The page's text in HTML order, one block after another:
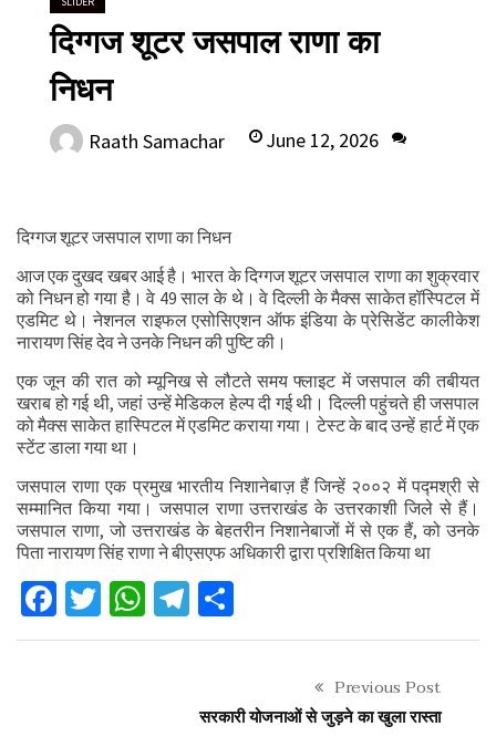
दिग्गज शूटर जसपाल राणा का
निधन
Raath Samachar June 12, 2026
दिग्गज शूटर जसपाल राणा का निधन
आज एक दुखद खबर आई है। भारत के दिग्गज शूटर जसपाल राणा का शुक्रवार
को निधन हो गया है। वे 49 साल के थे। वे दिल्ली के मैक्स साकेत हॉस्पिटल में
एडमिट थे। नेशनल राइफल एसोसिएशन ऑफ इंडिया के प्रेसिडेंट कालीकेश
नारायण सिंह देव ने उनके निधन की पुष्टि की।
एक जून की रात को म्यूनिख से लौटते समय फ्लाइट में जसपाल की तबीयत
खराब हो गई थी, जहां उन्हें मेडिकल हेल्प दी गई थी। दिल्ली पहुंचते ही जसपाल
को मैक्स साकेत हास्पिटल में एडमिट कराया गया। टेस्ट के बाद उन्हें हार्ट में एक
स्टेंट डाला गया था।
जसपाल राणा एक प्रमुख भारतीय निशानेबाज़ हैं जिन्हें २००२ में पद्मश्री से
सम्मानित किया गया। जसपाल राणा उत्तराखंड के उत्तरकाशी जिले से हैं।
जसपाल राणा, जो उत्तराखंड के बेहतरीन निशानेबाजों में से एक हैं, को उनके
पिता नारायण सिंह राणा ने बीएसएफ अधिकारी द्वारा प्रशिक्षित किया था
Facebook
Twitter
WhatsApp
Telegram
Previous Post
सरकारी योजनाओं से जुड़ने का खुला रास्ता